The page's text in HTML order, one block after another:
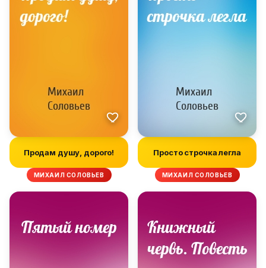
Продам душу, дорого!
МИХАИЛ СОЛОВЬЕВ
Просто строчка легла
МИХАИЛ СОЛОВЬЕВ